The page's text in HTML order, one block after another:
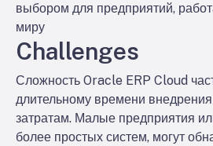
выбором для предприятий,
миру
Challenges
Сложность Oracle ERP Cloud
длительному времени
затратам. Малые предприятия
более простых систем, могут